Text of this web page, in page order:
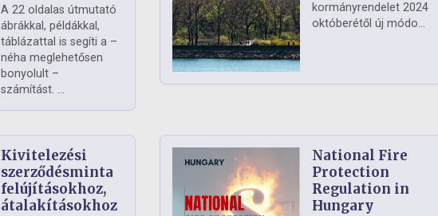
A 22 oldalas útmutató
ábrákkal, példákkal,
táblázattal is segíti a –
néha meglehetősen
bonyolult –
számítást. ...
kormányrendelet 2024
októberétől új módo...
Kivitelezési
szerződésminta
felújításokhoz,
átalakításokhoz
National Fire
Protection
Regulation in
Hungary